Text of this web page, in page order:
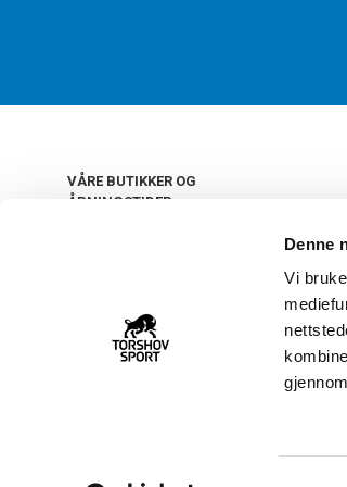
Denne
Vi
VÅRE BUTIKKER OG
ÅPNINGSTIDER
22 09 20 20